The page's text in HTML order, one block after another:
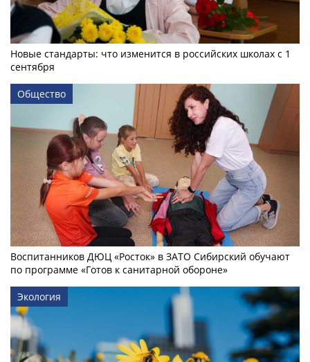
Новые стандарты: что изменится в российских школах с 1
сентября
Общество
Воспитанников ДЮЦ «Росток» в ЗАТО Сибирский обучают
по программе «Готов к санитарной обороне»
Экология